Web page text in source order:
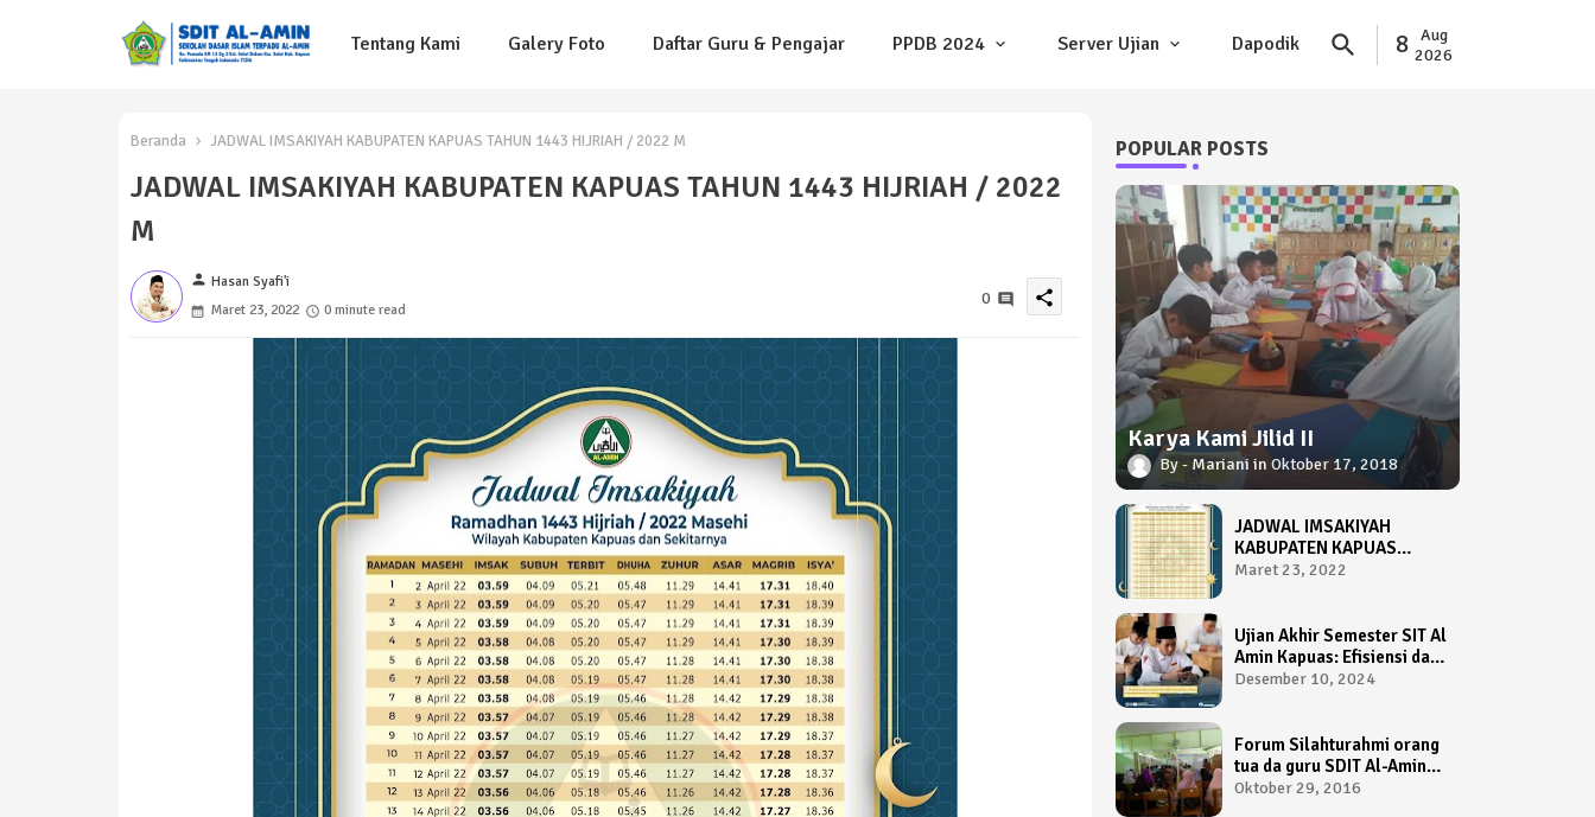
Tentang Kami Galery Foto Daftar Guru & Pengajar PPDB 2024 Server Ujian Dapodik 8 Aug
2026
Beranda JADWAL IMSAKIYAH KABUPATEN KAPUAS TAHUN 1443 HIJRIAH / 2022 M
JADWAL IMSAKIYAH KABUPATEN KAPUAS TAHUN 1443 HIJRIAH / 2022
M
person Hasan Syafi'i
Maret 23, 2022
0 minute read
0 share
POPULAR POSTS
Karya Kami Jilid II
Mariani Oktober 17, 2018
JADWAL IMSAKIYAH
KABUPATEN KAPUAS
TAHUN 1443 HIJRIAH /
Maret 23, 2022
Ujian Akhir Semester SIT Al
Amin Kapuas: Efisiensi dan
Kemudahan Menggunakan
Desember 10, 2024
Forum Silahturahmi orang
tua da guru SDIT Al-Amin
Kapuas
Oktober 29, 2016